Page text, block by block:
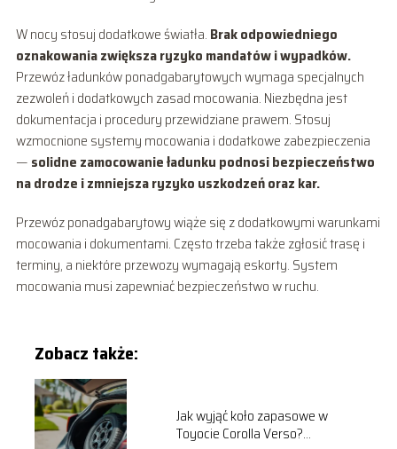
W nocy stosuj dodatkowe światła. Brak odpowiedniego
oznakowania zwiększa ryzyko mandatów i wypadków.
Przewóz ładunków ponadgabarytowych wymaga specjalnych
zezwoleń i dodatkowych zasad mocowania. Niezbędna jest
dokumentacja i procedury przewidziane prawem. Stosuj
wzmocnione systemy mocowania i dodatkowe zabezpieczenia
— solidne zamocowanie ładunku podnosi bezpieczeństwo
na drodze i zmniejsza ryzyko uszkodzeń oraz kar.
Przewóz ponadgabarytowy wiąże się z dodatkowymi warunkami
mocowania i dokumentami. Często trzeba także zgłosić trasę i
terminy, a niektóre przewozy wymagają eskorty. System
mocowania musi zapewniać bezpieczeństwo w ruchu.
Zobacz także:
Jak wyjąć koło zapasowe w
Toyocie Corolla Verso?